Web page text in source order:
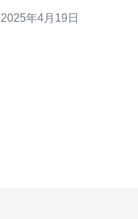
要。本文将介绍新加坡的
2025年4月19日